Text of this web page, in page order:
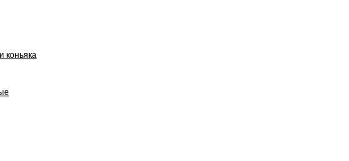
коньяка